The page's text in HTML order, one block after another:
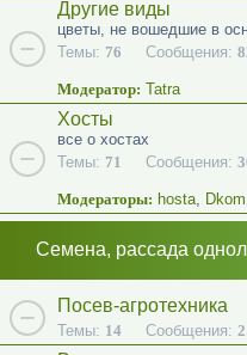
Другие виды
цветы, не вошедшие в
Темы: 76 Сообщения:
Модератор: Tatra
Хосты
все о хостах
Темы: 71 Сообщения:
Модераторы: hosta, Dkom
Семена, рассада
Посев-агротехника
Темы: 14 Сообщения: